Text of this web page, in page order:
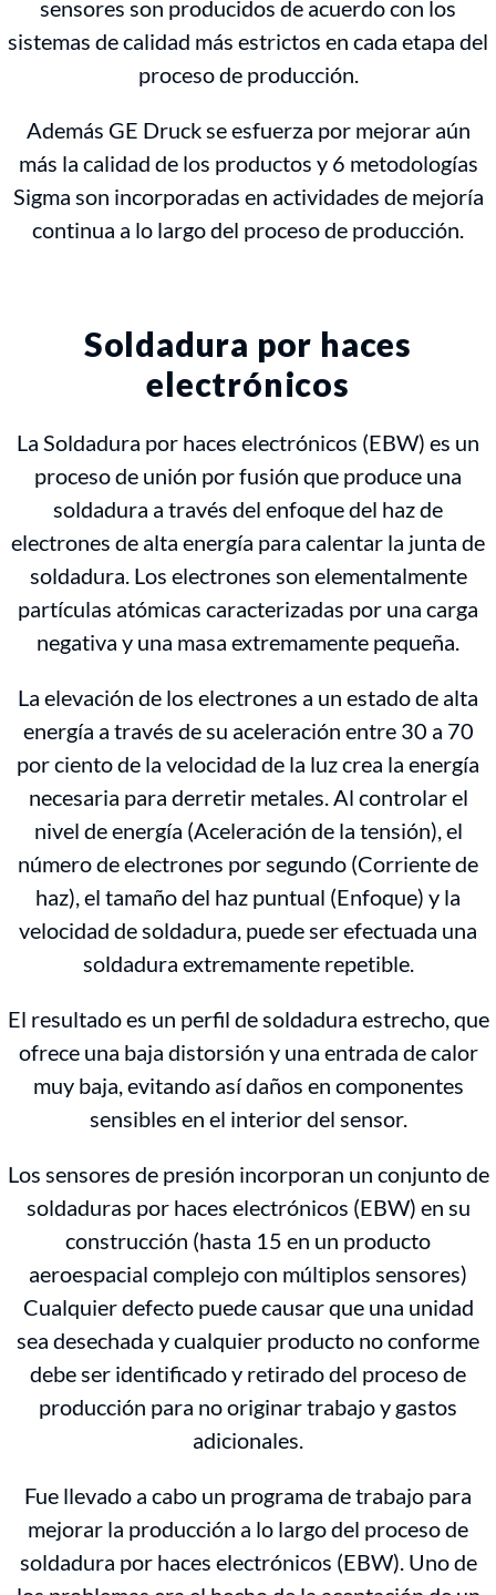
sensores son producidos de acuerdo con los
sistemas de calidad más estrictos en cada etapa del
proceso de producción.
Además GE Druck se esfuerza por mejorar aún
más la calidad de los productos y 6 metodologías
Sigma son incorporadas en actividades de mejoría
continua a lo largo del proceso de producción.
Soldadura por haces
electrónicos
La Soldadura por haces electrónicos (EBW) es un
proceso de unión por fusión que produce una
soldadura a través del enfoque del haz de
electrones de alta energía para calentar la junta de
soldadura. Los electrones son elementalmente
partículas atómicas caracterizadas por una carga
negativa y una masa extremamente pequeña.
La elevación de los electrones a un estado de alta
energía a través de su aceleración entre 30 a 70
por ciento de la velocidad de la luz crea la energía
necesaria para derretir metales. Al controlar el
nivel de energía (Aceleración de la tensión), el
número de electrones por segundo (Corriente de
haz), el tamaño del haz puntual (Enfoque) y la
velocidad de soldadura, puede ser efectuada una
soldadura extremamente repetible.
El resultado es un perfil de soldadura estrecho, que
ofrece una baja distorsión y una entrada de calor
muy baja, evitando así daños en componentes
sensibles en el interior del sensor.
Los sensores de presión incorporan un conjunto de
soldaduras por haces electrónicos (EBW) en su
construcción (hasta 15 en un producto
aeroespacial complejo con múltiplos sensores)
Cualquier defecto puede causar que una unidad
sea desechada y cualquier producto no conforme
debe ser identificado y retirado del proceso de
producción para no originar trabajo y gastos
adicionales.
Fue llevado a cabo un programa de trabajo para
mejorar la producción a lo largo del proceso de
soldadura por haces electrónicos (EBW). Uno de